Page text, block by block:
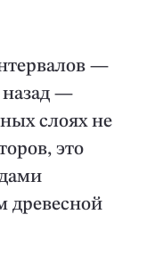
—
назад —
слоях не
это
древесной